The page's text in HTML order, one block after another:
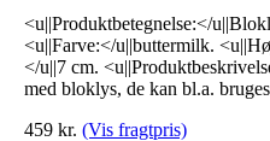
<u||Produktbetegnelse:</
<u||Farve:</u||buttermilk.
</u||7 cm.
med bloklys, de kan bl.a. bruges
459 kr. (Vis fragtpris)